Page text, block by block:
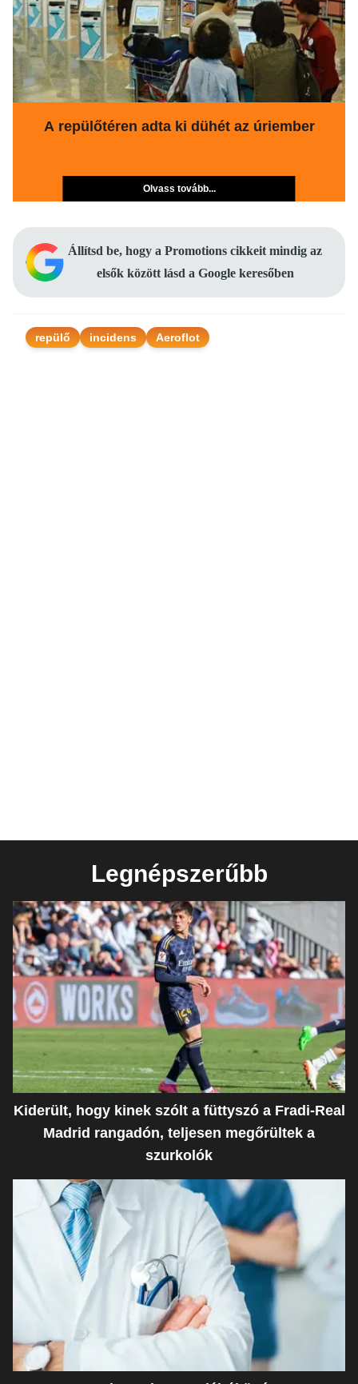
A repülőtéren adta ki dühét az úriember
Olvass tovább...
Állítsd be, hogy a Promotions cikkeit mindig az
elsők között lásd a Google keresőben
repülő incidens Aeroflot
Legnépszerűbb
Kiderült, hogy kinek szólt a füttyszó a Fradi-Real
Madrid rangadón, teljesen megőrültek a
szurkolók